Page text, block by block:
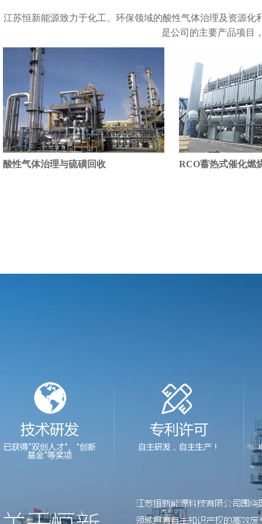
江苏恒新能源致力于化工、环保领域的酸性气体治理及资源
是公司的主要产品项目
酸性气体治理与硫磺回收 RCO蓄热式催化燃